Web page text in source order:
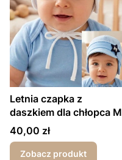
Letnia czapka z
daszkiem dla chłopca M
Cena
40,00 zł
Zobacz produkt